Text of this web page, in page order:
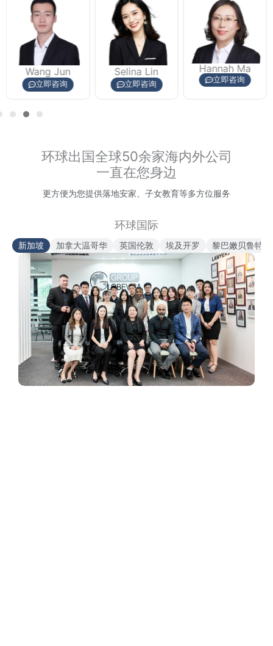
Wang Jun
立即咨询
Selina Lin
立即咨询
Hannah Ma
立即咨询
环球出国全球50余家海内外公司
一直在您身边
更方便为您提供落地安家、子女教育等多方位服务
环球国际
新加坡 加拿大温哥华 英国伦敦 埃及开罗 黎巴嫩贝鲁特